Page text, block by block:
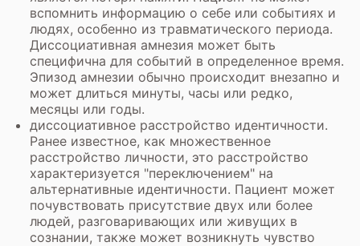
вспомнить информацию о себе или событиях и
людях, особенно из травматического периода.
Диссоциативная амнезия может быть
специфична для событий в определенное время.
Эпизод амнезии обычно происходит внезапно и
может длиться минуты, часы или редко,
месяцы или годы.
диссоциативное расстройство идентичности.
Ранее известное, как множественное
расстройство личности, это расстройство
характеризуется "переключением" на
альтернативные идентичности. Пациент может
почувствовать присутствие двух или более
людей, разговаривающих или живущих в
сознании, также может возникнуть чувство